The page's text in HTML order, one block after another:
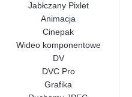
Jabłczany Pixlet
Animacja
Cinepak
Wideo komponentowe
DV
DVC Pro
Grafika